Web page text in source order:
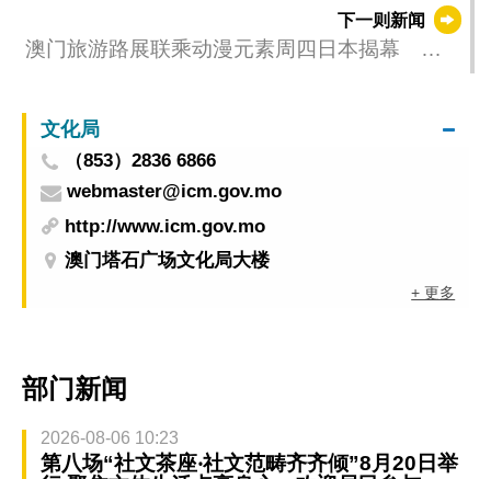
下一则新闻
澳门旅游路展联乘动漫元素周四日本揭幕 多
文化局
（853）2836 6866
webmaster@icm.gov.mo
http://www.icm.gov.mo
澳门塔石广场文化局大楼
+ 更多
部门新闻
2026-08-06 10:23
第八场“社文茶座‧社文范畴齐齐倾”8月20日举